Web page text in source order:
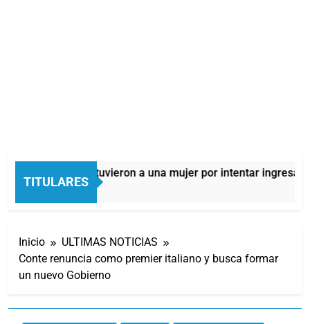
TITULARES
Quilmes: detuvieron a una mujer por intentar ingresar
6 Horas Atrás
Inicio
ULTIMAS NOTICIAS
Conte renuncia como premier italiano y busca formar
un nuevo Gobierno